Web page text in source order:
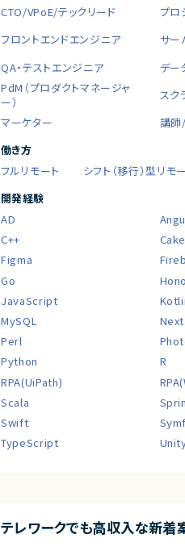
CTO/VPoE/テックリード
プロ
フロントエンドエンジニア
サー
QA・テストエンジニア
デー
PdM（プロダクトマネージャ
ー）
スク
マーケター
講師
働き方
フルリモート
シフト（移行）型リモ
開発経験
AD
C++
Figma
Go
Hono
JavaScript
MySQL
Perl
Python
R
RPA(UiPath)
Scala
Swift
TypeScript
テレワークでも高収入な新着